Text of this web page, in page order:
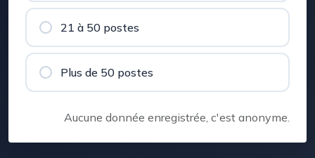
21 à 50 postes
Plus de 50 postes
Aucune donnée enregistrée, c'est anonyme.